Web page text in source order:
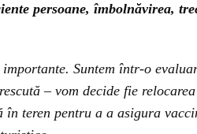
persoane, îmbolnăvirea,
Suntem într-o
– vom decide fie
în teren pentru a a asigura